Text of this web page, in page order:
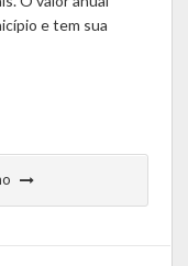
e tem sua